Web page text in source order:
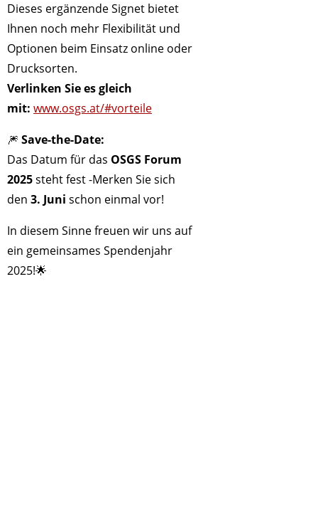
Dieses ergänzende Signet bietet
Ihnen noch mehr Flexibilität und
Optionen beim Einsatz online oder
Drucksorten.
Verlinken Sie es gleich
mit: www.osgs.at/#vorteile
🎆 Save-the-Date:
Das Datum für das OSGS Forum
2025steht fest -Merken Sie sich
den 3. Juni schon einmal vor!
In diesem Sinne freuen wir uns auf
ein gemeinsames Spendenjahr
2025!🌟